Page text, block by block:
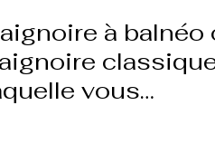
à balnéo
vous